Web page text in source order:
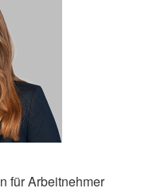
für Arbeitnehmer